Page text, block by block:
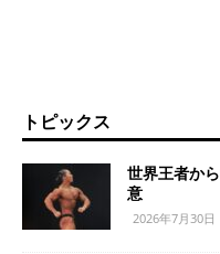
トピックス
世界王者か
意
2026年7月30日